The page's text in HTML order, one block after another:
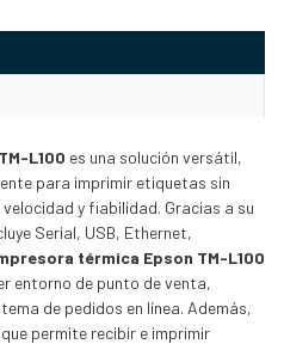
L100 es una solución versátil,
para imprimir etiquetas sin
y fiabilidad. Gracias a su
Serial, USB, Ethernet,
térmica Epson TM-L100
entorno de punto de venta,
de pedidos en línea. Además,
permite recibir e imprimir